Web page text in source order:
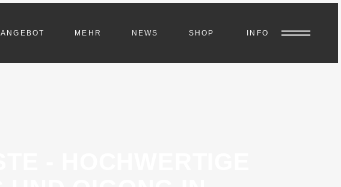
ANGEBOT MEHR NEWS SHOP INFO